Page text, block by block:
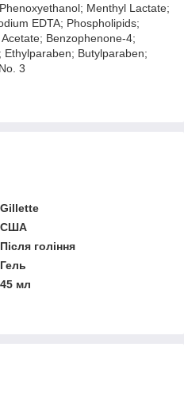
Menthyl Lactate;
EDTA; Phospholipids;
Benzophenone-4;
Butylparaben;
3
Gillette
США
Після гоління
Гель
45 мл